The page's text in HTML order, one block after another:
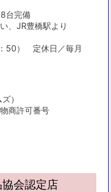
台完備
、JR豊橋駅より
50） 定休日／毎月
）
商許可番号
会認定店